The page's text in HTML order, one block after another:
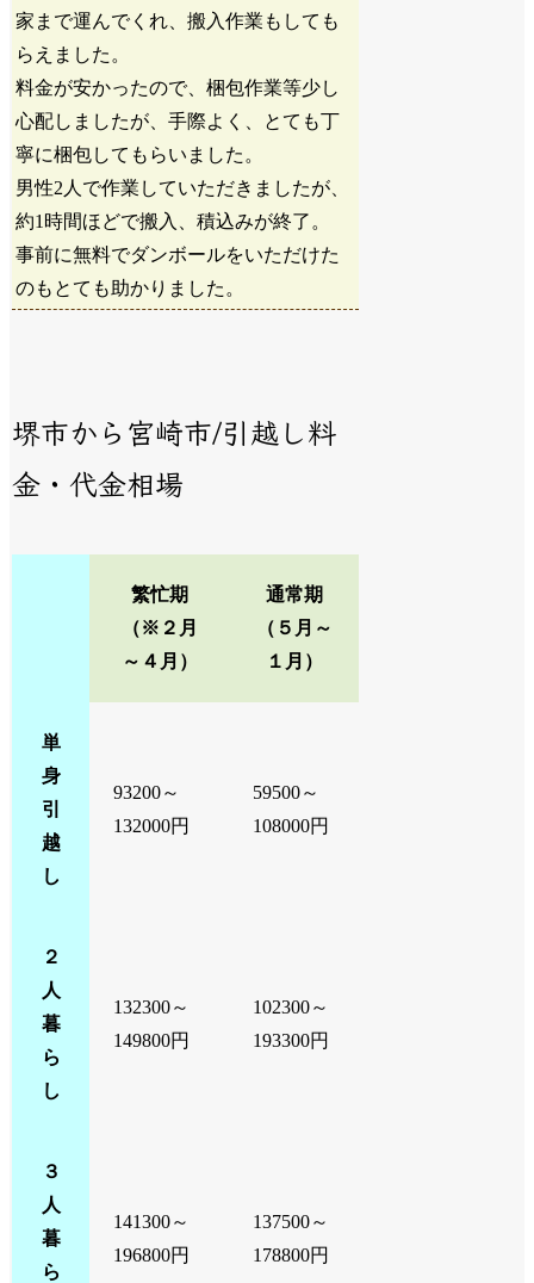
家まで運んでくれ、搬入作業もしても
らえました。
料金が安かったので、梱包作業等少し
心配しましたが、手際よく、とても丁
寧に梱包してもらいました。
男性2人で作業していただきましたが、
約1時間ほどで搬入、積込みが終了。
事前に無料でダンボールをいただけた
のもとても助かりました。
堺市から宮崎市/引越し料
金・代金相場
繁忙期
（※２月
～４月）
通常期
（５月～
１月）
単
身
引
越
し
93200～
132000円
59500～
108000円
２
人
暮
ら
し
132300～
149800円
102300～
193300円
３
人
暮
ら
141300～
196800円
137500～
178800円